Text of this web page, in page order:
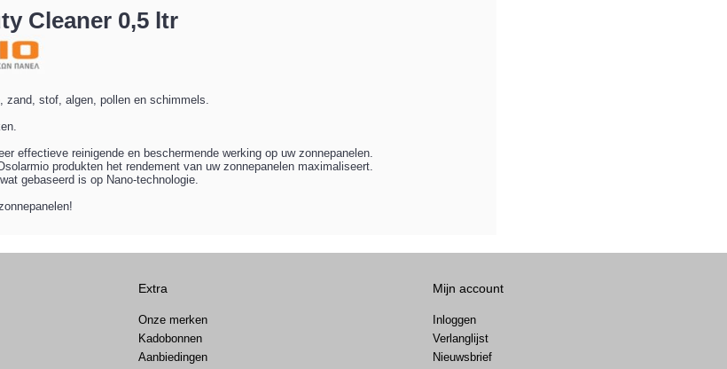
Cleaner 0,5 ltr
zand, stof, algen, pollen en schimmels.
effectieve reinigende en beschermende werking op uw zonnepanelen.
produkten het rendement van uw zonnepanelen maximaliseert.
gebaseerd is op Nano-technologie.
Extra
Onze merken
Kadobonnen
Aanbiedingen
Mijn account
Inloggen
Verlanglijst
Nieuwsbrief